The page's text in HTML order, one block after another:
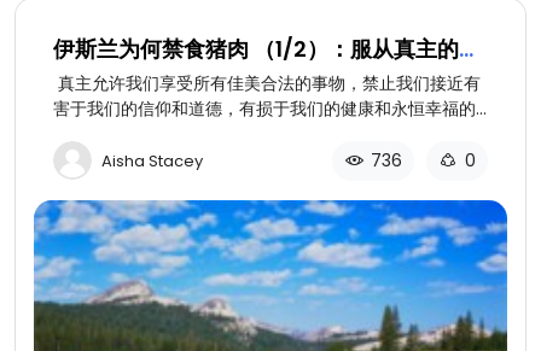
伊斯兰为何禁食猪肉 （1/2）：服从真主的法
律
真主允许我们享受所有佳美合法的事物，禁止我们接近有
害于我们的信仰和道德，有损于我们的健康和永恒幸福的
Aisha Stacey 736 0